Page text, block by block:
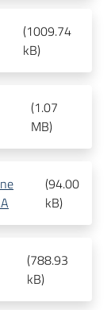
(1009.74
kB)
(1.07
MB)
(94.00
kB)
(788.93
kB)